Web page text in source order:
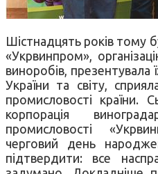
Шістнадцять років тому
«Укрвинпром»,
виноробів, презентувала
України та світу,
промисловості країни.
корпорація
промисловості
черговий день
підтвердити: все